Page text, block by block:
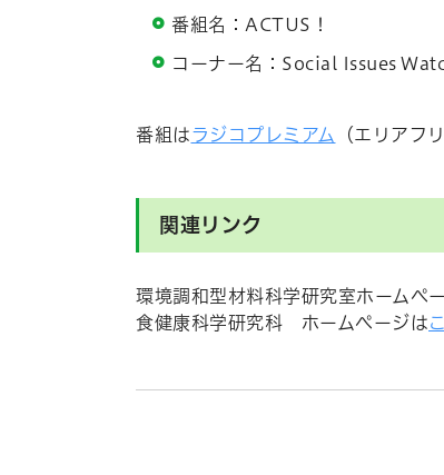
番組名： ACTUS ！
コーナー名：Social Issues
番組はラジコプレミアム （エリアフ
関連リンク
環境調和型材料科学研究室ホームペ
食健康科学研究科 ホームページは